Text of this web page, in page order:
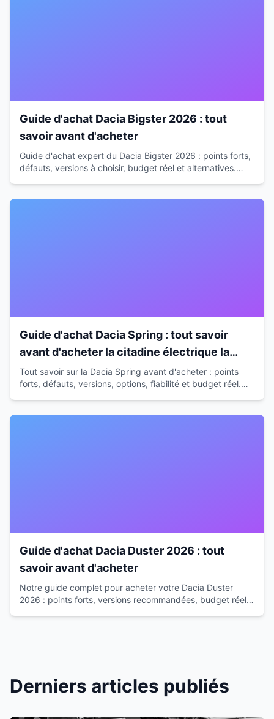
Guide d'achat Dacia Bigster 2026 : tout
savoir avant d'acheter
Guide d'achat expert du Dacia Bigster 2026 : points forts,
défauts, versions à choisir, budget réel et alternatives.
Guide d'achat Dacia Spring : tout savoir
avant d'acheter la citadine électrique la
moins chère
Tout savoir sur la Dacia Spring avant d'acheter : points
forts, défauts, versions, options, fiabilité et budget réel.
Guide d'achat Dacia Duster 2026 : tout
savoir avant d'acheter
Notre guide complet pour acheter votre Dacia Duster
2026 : points forts, versions recommandées, budget réel
Derniers articles publiés